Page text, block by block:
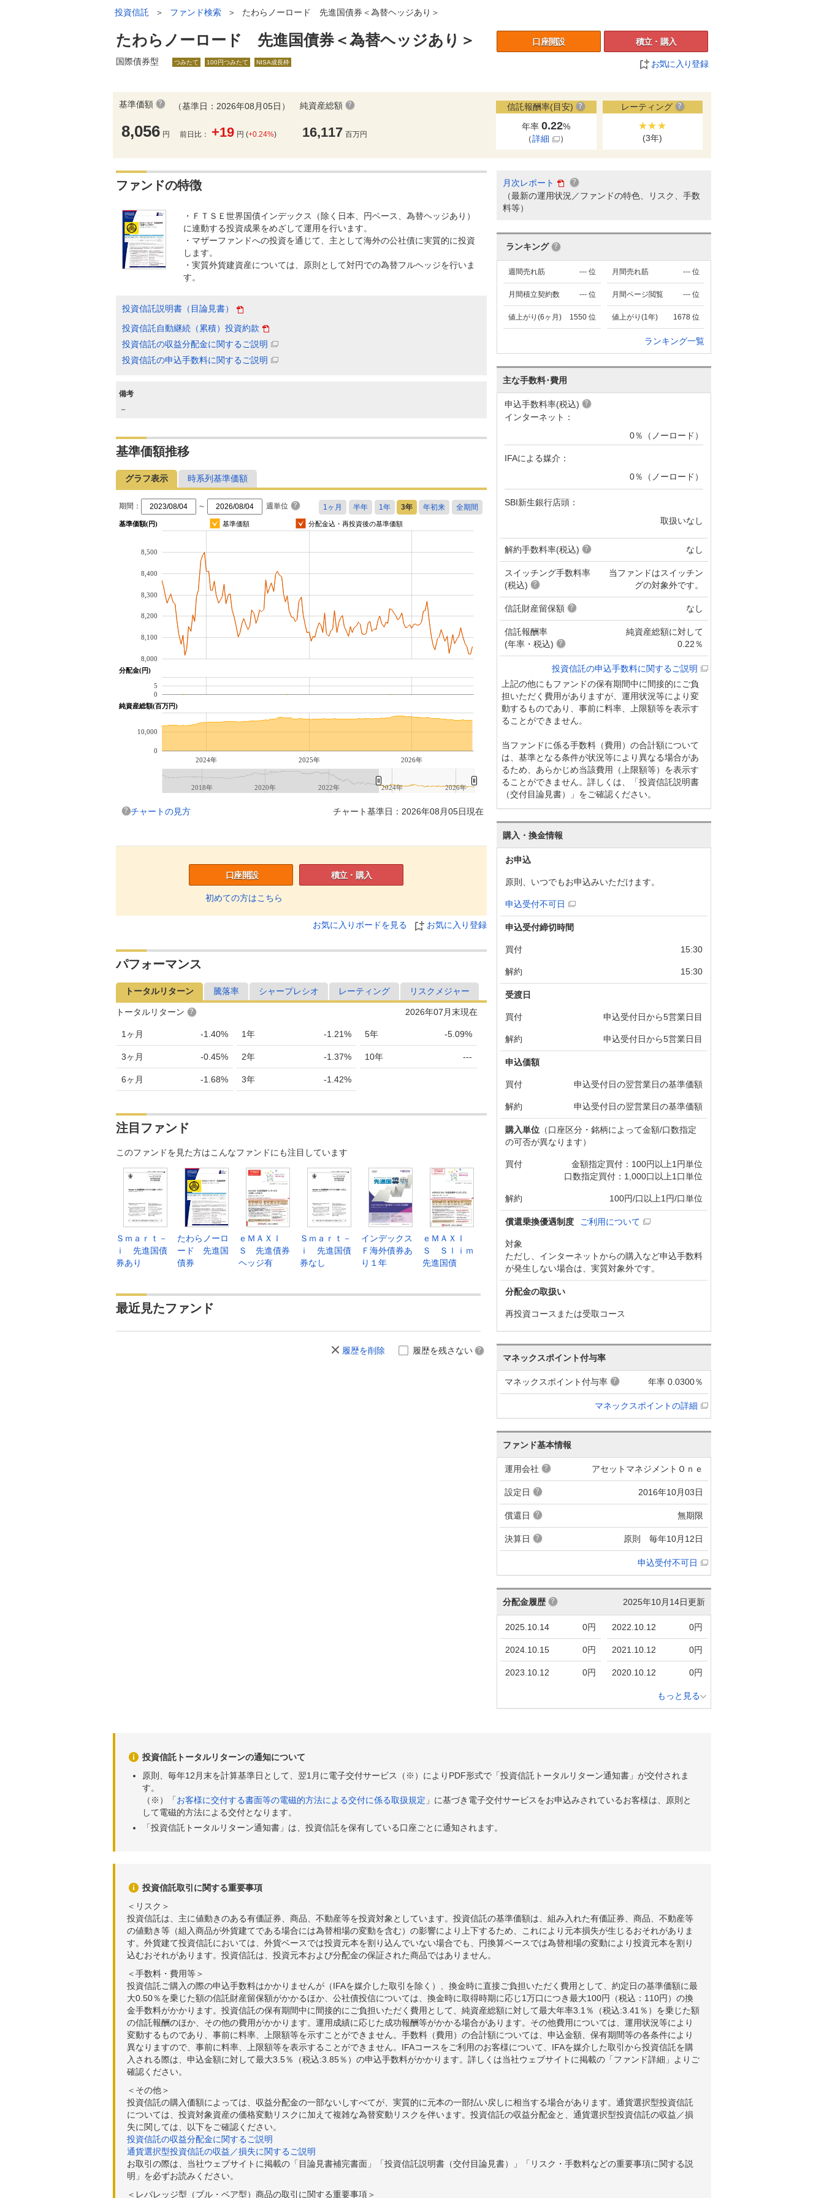
投資信託 ＞ ファンド検索 ＞ たわらノーロード 先進国債券＜為替ヘッジあり＞
たわらノーロード 先進国債券＜為替ヘッジあり＞ 口座開設 積立・購入
お気に入り登録
国際債券型 つみたて 100円つみたて NISA成長枠
基準価額
8,056 円
（基準日：2026年08月05日）
前日比： +19 円 (+0.24%)
純資産総額
16,117 百万円
信託報酬率(目安)
年率0.22%
（詳細 ）
レーティング
★★★
(3年)
ファンドの特徴
・ＦＴＳＥ世界国債インデックス（除く日本、円ベース、為替ヘッジあり）
に連動する投資成果をめざして運用を行います。
・マザーファンドへの投資を通じて、主として海外の公社債に実質的に投資
します。
・実質外貨建資産については、原則として対円での為替フルヘッジを行いま
す。
投資信託説明書（目論見書）
投資信託自動継続（累積）投資約款
投資信託の収益分配金に関するご説明
投資信託の申込手数料に関するご説明
備考
－
基準価額推移
グラフ表示 時系列基準価額
期間： ～ 週単位
基準価額(円) 基準価額 分配金込・再投資後の基準価額
8,000
8,100
8,200
8,300
8,400
8,500
分配金(円)
0
5
純資産総額(百万円)
2024年 2025年 2026年
0
10,000
2018年 2020年 2022年 2024年 2026年
チャートの見方 チャート基準日：2026年08月05日現在
口座開設
初めての方はこちら
積立・購入
お気に入りボードを見る お気に入り登録
パフォーマンス
トータルリターン 騰落率 シャープレシオ レーティング リスクメジャー
2026年07月末現在
トータルリターン
1ヶ月 -1.40%
3ヶ月 -0.45%
6ヶ月 -1.68%
1年 -1.21%
2年 -1.37%
3年 -1.42%
5年 -5.09%
10年 ---
注目ファンド
このファンドを見た方はこんなファンドにも注目しています
Ｓｍａｒｔ－
ｉ 先進国債
券あり
たわらノーロ
ード 先進国
債券
ｅＭＡＸＩ
Ｓ 先進債券
ヘッジ有
Ｓｍａｒｔ－
ｉ 先進国債
券なし
インデックス
Ｆ海外債券あ
り１年
ｅＭＡＸＩ
Ｓ Ｓｌｉｍ
先進国債
最近見たファンド
履歴を削除 履歴を残さない
月次レポート
（最新の運用状況／ファンドの特色、リスク、手数
料等）
ランキング
--- 位
週間売れ筋 --- 位
月間売れ筋
--- 位
月間積立契約数 --- 位
月間ページ閲覧
1550 位
値上がり(6ヶ月) 1678 位
値上がり(1年)
ランキング一覧
主な手数料･費用
申込手数料率(税込)
インターネット：
0％（ノーロード）
IFAによる媒介：
0％（ノーロード）
SBI新生銀行店頭：
取扱いなし
解約手数料率(税込) なし
スイッチング手数料率
(税込)
当ファンドはスイッチン
グの対象外です。
信託財産留保額 なし
信託報酬率
(年率・税込)
純資産総額に対して
0.22％
投資信託の申込手数料に関するご説明
上記の他にもファンドの保有期間中に間接的にご負
担いただく費用がありますが、運用状況等により変
動するものであり、事前に料率、上限額等を表示す
ることができません。
当ファンドに係る手数料（費用）の合計額について
は、基準となる条件が状況等により異なる場合があ
るため、あらかじめ当該費用（上限額等）を表示す
ることができません。詳しくは、「投資信託説明書
（交付目論見書）」をご確認ください。
購入・換金情報
お申込
原則、いつでもお申込みいただけます。
申込受付不可日
申込受付締切時間
買付 15:30
解約 15:30
受渡日
買付 申込受付日から5営業日目
解約 申込受付日から5営業日目
申込価額
買付 申込受付日の翌営業日の基準価額
解約 申込受付日の翌営業日の基準価額
購入単位 （口座区分・銘柄によって金額/口数指定
の可否が異なります）
買付
金額指定買付：100円以上1円単位
口数指定買付：1,000口以上1口単位
解約 100円/口以上1円/口単位
償還乗換優遇制度 ご利用について
対象
ただし、インターネットからの購入など申込手数料
が発生しない場合は、実質対象外です。
分配金の取扱い
再投資コースまたは受取コース
マネックスポイント付与率
マネックスポイント付与率 年率 0.0300％
マネックスポイントの詳細
ファンド基本情報
運用会社 アセットマネジメントＯｎｅ
設定日 2016年10月03日
償還日 無期限
決算日 原則 毎年10月12日
申込受付不可日
2025年10月14日更新
分配金履歴
2025.10.14 0円
2024.10.15 0円
2023.10.12 0円
2022.10.12 0円
2021.10.12 0円
2020.10.12 0円
もっと見る
投資信託トータルリターンの通知について
原則、毎年12月末を計算基準日として、翌1月に電子交付サービス（※）によりPDF形式で「投資信託トータルリターン通知書」が交付されま
す。
（※）「お客様に交付する書面等の電磁的方法による交付に係る取扱規定 」に基づき電子交付サービスをお申込みされているお客様は、原則と
して電磁的方法による交付となります。
「投資信託トータルリターン通知書」は、投資信託を保有している口座ごとに通知されます。
投資信託取引に関する重要事項
＜リスク＞
投資信託は、主に値動きのある有価証券、商品、不動産等を投資対象としています。投資信託の基準価額は、組み入れた有価証券、商品、不動産等
の値動き等（組入商品が外貨建てである場合には為替相場の変動を含む）の影響により上下するため、これにより元本損失が生じるおそれがありま
す。外貨建て投資信託においては、外貨ベースでは投資元本を割り込んでいない場合でも、円換算ベースでは為替相場の変動により投資元本を割り
込むおそれがあります。投資信託は、投資元本および分配金の保証された商品ではありません。
＜手数料・費用等＞
投資信託ご購入の際の申込手数料はかかりませんが（IFAを媒介した取引を除く）、換金時に直接ご負担いただく費用として、約定日の基準価額に最
大0.50％を乗じた額の信託財産留保額がかかるほか、公社債投信については、換金時に取得時期に応じ1万口につき最大100円（税込：110円）の換
金手数料がかかります。投資信託の保有期間中に間接的にご負担いただく費用として、純資産総額に対して最大年率3.1％（税込:3.41％）を乗じた額
の信託報酬のほか、その他の費用がかかります。運用成績に応じた成功報酬等がかかる場合があります。その他費用については、運用状況等により
変動するものであり、事前に料率、上限額等を示すことができません。手数料（費用）の合計額については、申込金額、保有期間等の各条件により
異なりますので、事前に料率、上限額等を表示することができません。IFAコースをご利用のお客様について、IFAを媒介した取引から投資信託を購
入される際は、申込金額に対して最大3.5％（税込:3.85％）の申込手数料がかかります。詳しくは当社ウェブサイトに掲載の「ファンド詳細」よりご
確認ください。
＜その他＞
投資信託の購入価額によっては、収益分配金の一部ないしすべてが、実質的に元本の一部払い戻しに相当する場合があります。通貨選択型投資信託
については、投資対象資産の価格変動リスクに加えて複雑な為替変動リスクを伴います。投資信託の収益分配金と、通貨選択型投資信託の収益／損
失に関しては、以下をご確認ください。
投資信託の収益分配金に関するご説明
通貨選択型投資信託の収益／損失に関するご説明
お取引の際は、当社ウェブサイトに掲載の「目論見書補完書面」「投資信託説明書（交付目論見書）」「リスク・手数料などの重要事項に関する説
明」を必ずお読みください。
＜レバレッジ型（ブル・ベア型）商品の取引に関する重要事項＞